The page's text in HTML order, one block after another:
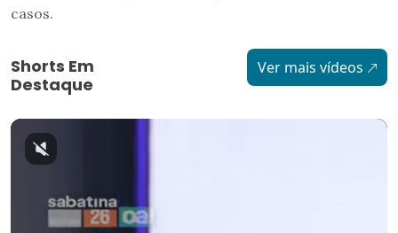
casos.
Shorts Em
Destaque
Ver mais vídeos